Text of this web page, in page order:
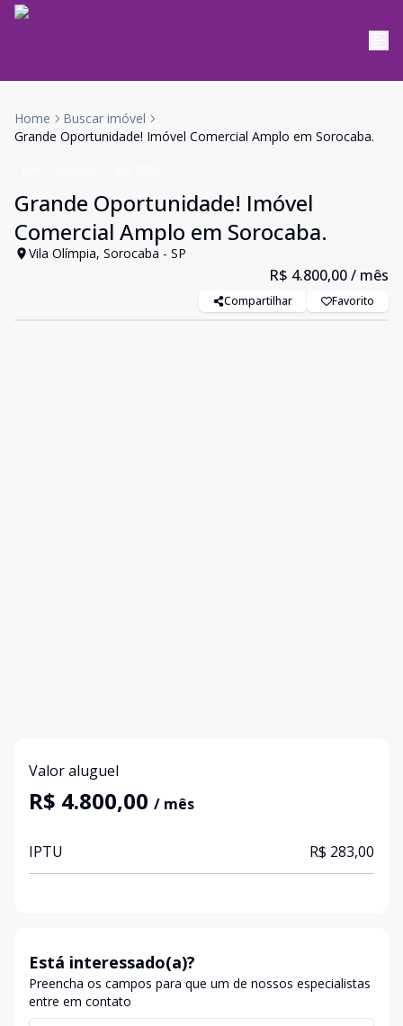
Home
Buscar imóvel
Grande Oportunidade! Imóvel Comercial Amplo em Sorocaba.
Grande Oportunidade! Imóvel
Comercial Amplo em Sorocaba.
Vila Olímpia, Sorocaba - SP
R$ 4.800,00/ mês
Compartilhar Favorito
Valor aluguel
R$ 4.800,00 / mês
IPTU R$ 283,00
Está interessado(a)?
Preencha os campos para que um de nossos especialistas
entre em contato